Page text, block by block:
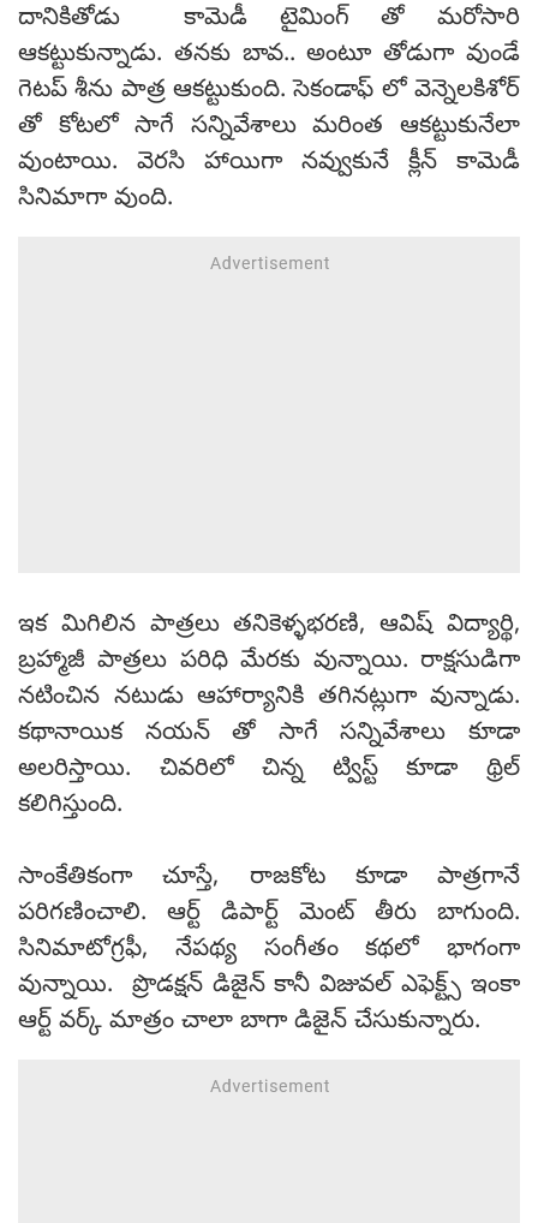
దానికితోడు కామెడీ టైమింగ్ తో మరోసారి
ఆకట్టుకున్నాడు. తనకు బావ.. అంటూ తోడుగా వుండే
గెటప్ శీను పాత్ర ఆకట్టుకుంది. సెకండాఫ్ లో వెన్నెలకిశోర్
తో కోటలో సాగే సన్నివేశాలు మరింత ఆకట్టుకునేలా
వుంటాయి. వెరసి హాయిగా నవ్వుకునే క్లీన్ కామెడీ
సినిమాగా వుంది.
ఇక మిగిలిన పాత్రలు తనికెళ్ళభరణి, ఆవిష్ విద్యార్థి,
బ్రహ్మాజీ పాత్రలు పరిధి మేరకు వున్నాయి. రాక్షసుడిగా
నటించిన నటుడు ఆహార్యానికి తగినట్లుగా వున్నాడు.
కథానాయిక నయన్ తో సాగే సన్నివేశాలు కూడా
అలరిస్తాయి. చివరిలో చిన్న ట్విస్ట్ కూడా థ్రిల్
కలిగిస్తుంది.
సాంకేతికంగా చూస్తే, రాజకోట కూడా పాత్రగానే
పరిగణించాలి. ఆర్ట్ డిపార్ట్ మెంట్ తీరు బాగుంది.
సినిమాటోగ్రఫీ, నేపథ్య సంగీతం కథలో భాగంగా
వున్నాయి. ప్రొడక్షన్ డిజైన్ కానీ విజువల్ ఎఫెక్ట్స్ ఇంకా
ఆర్ట్ వర్క్ మాత్రం చాలా బాగా డిజైన్ చేసుకున్నారు.